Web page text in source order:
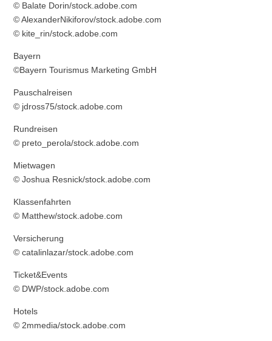
© Balate Dorin/stock.adobe.com
© AlexanderNikiforov/stock.adobe.com
© kite_rin/stock.adobe.com
Bayern
©Bayern Tourismus Marketing GmbH
Pauschalreisen
© jdross75/stock.adobe.com
Rundreisen
© preto_perola/stock.adobe.com
Mietwagen
© Joshua Resnick/stock.adobe.com
Klassenfahrten
© Matthew/stock.adobe.com
Versicherung
© catalinlazar/stock.adobe.com
Ticket&Events
© DWP/stock.adobe.com
Hotels
© 2mmedia/stock.adobe.com